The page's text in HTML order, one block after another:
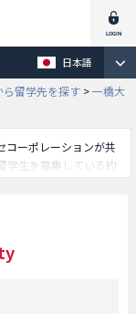
日本語
留学先を探す >一橋大
コーポレーションが共
学生を募集している約
国立キャンパス）や
際･公共政策教育部
報や、募集定員や合